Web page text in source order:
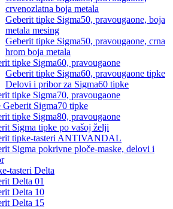
crvenozlatna boja metala
Geberit tipke Sigma50, pravougaone, boja
metala mesing
Geberit tipke Sigma50, pravougaone, crna
hrom boja metala
tipke Sigma60, pravougaone
Geberit tipke Sigma60, pravougaone tipke
Delovi i pribor za Sigma60 tipke
tipke Sigma70, pravougaone
Geberit Sigma70 tipke
tipke Sigma80, pravougaone
Sigma tipke po vašoj želji
tipke-tasteri ANTIVANDAL
Sigma pokrivne ploče-maske, delovi i
tasteri Delta
Delta 01
Delta 10
Delta 15